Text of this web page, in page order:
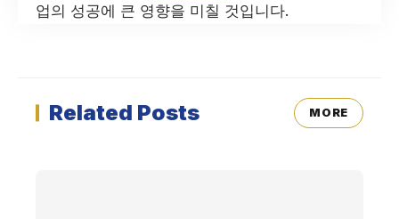
업의 성공에 큰 영향을 미칠 것입니다.
Related Posts MORE